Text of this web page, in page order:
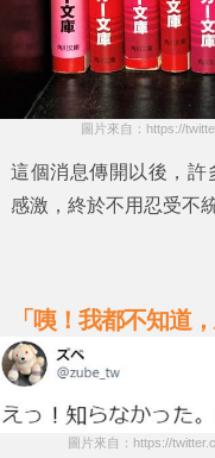
圖片來自：https://
這個消息傳開以後，許
感激，終於不用忍受
「咦！我都不知道
圖片來自：https://